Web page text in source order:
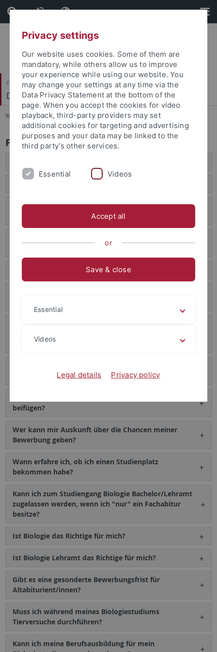
Skip
to
content
Skip
to
footer
Faculty of Science
Department of Biology
You are here: Home ... Studieninteresse
FAQ Studieninteresse & Bewerbung
Kann ich ein Schülerpraktikum in der Biologie
Welche Schulnoten zählen für meine Bewerbung?
aussehen?
der Uni Tübingen bewerben?
beifügen?
Wer kann mir Auskunft über die Chancen meiner
Bewerbung geben?
Wann erfahre ich, ob ich einen Studienplatz
bekommen habe?
Kann ich zum Studiengang Biologie Bachelor/Lehramt
zugelassen werden, wenn ich "nur" ein Fachabitur
besitze?
Ist Biologie das Richtige für mich?
Ist Biologie Lehramt das Richtige für mich?
Gibt es eine gesonderte Bewerbungsfrist für
Altabiturient/innen?
Muss ich während meines Biologiestudiums
Tierversuche durchführen?
Kann ich meine Berufsausbildung für mein
Privacy settings
Our website uses cookies. Some of them are
mandatory, while others allow us to improve
your experience while using our website. You
may change your settings at any time via the
Data Privacy Statement at the bottom of the
page. When you accept the cookies for video
playback, third-party providers may set
additional cookies for targeting and advertising
purposes and your data may be linked to the
third party’s other services.
Essential Videos
Accept all
or
Save & close
Essential
Videos
Legal details Privacy policy